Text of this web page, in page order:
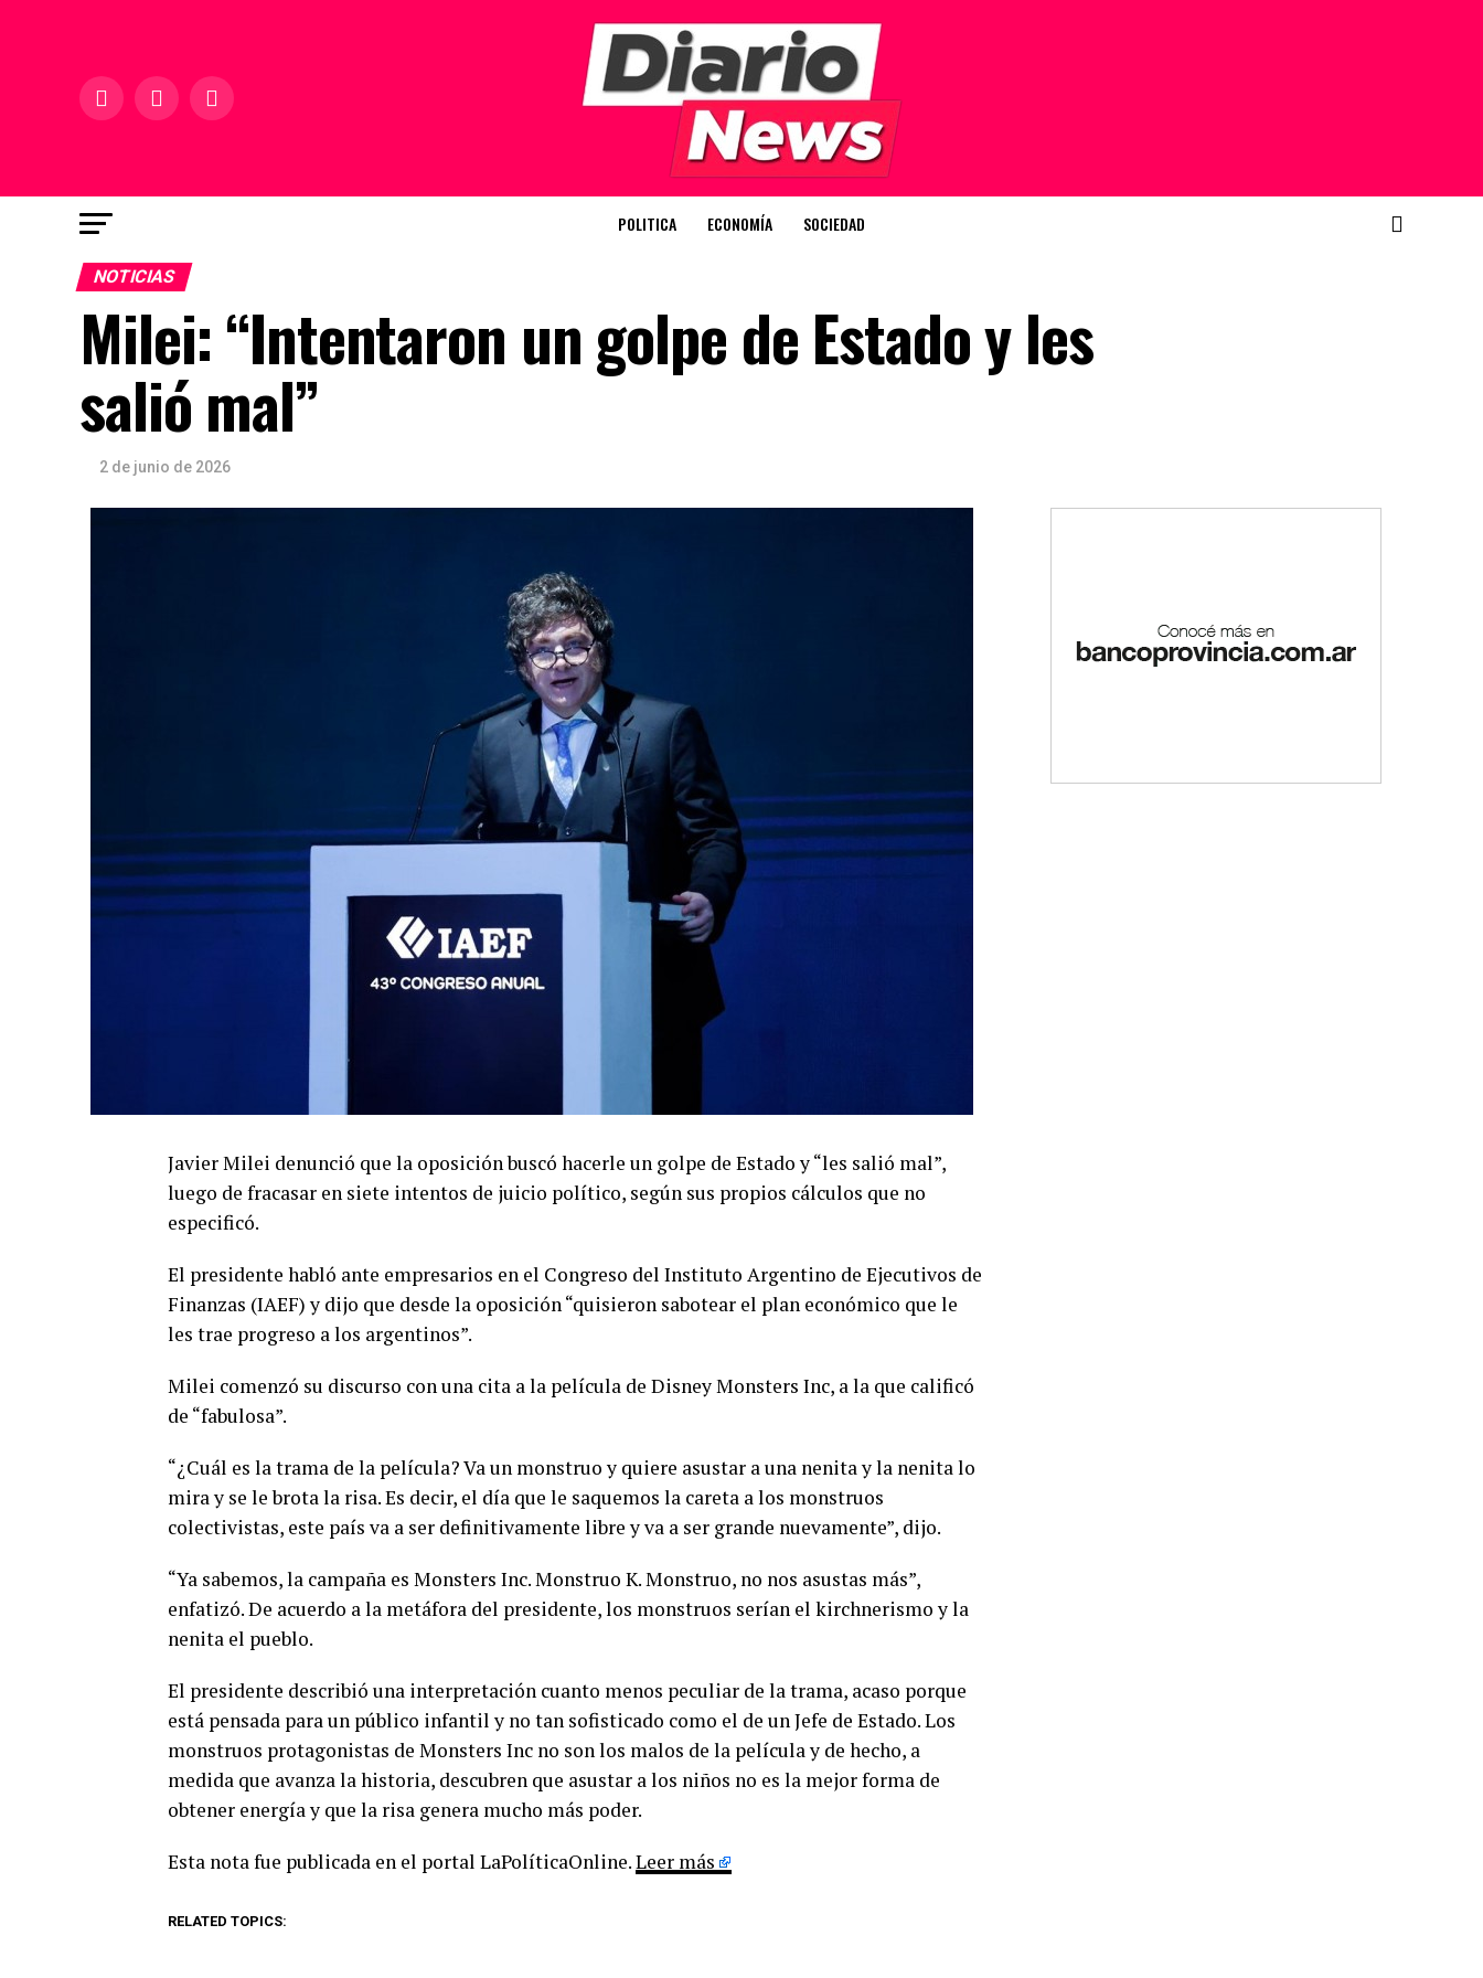
POLITICA ECONOMÍA SOCIEDAD
NOTICIAS
Milei: “Intentaron un golpe de Estado y les
salió mal”
2 de junio de 2026
Javier Milei denunció que la oposición buscó hacerle un golpe de Estado y “les salió mal”,
luego de fracasar en siete intentos de juicio político, según sus propios cálculos que no
especificó.
El presidente habló ante empresarios en el Congreso del Instituto Argentino de Ejecutivos de
Finanzas (IAEF) y dijo que desde la oposición “quisieron sabotear el plan económico que le
les trae progreso a los argentinos”.
Milei comenzó su discurso con una cita a la película de Disney Monsters Inc, a la que calificó
de “fabulosa”.
“¿Cuál es la trama de la película? Va un monstruo y quiere asustar a una nenita y la nenita lo
mira y se le brota la risa. Es decir, el día que le saquemos la careta a los monstruos
colectivistas, este país va a ser definitivamente libre y va a ser grande nuevamente”, dijo.
“Ya sabemos, la campaña es Monsters Inc. Monstruo K. Monstruo, no nos asustas más”,
enfatizó. De acuerdo a la metáfora del presidente, los monstruos serían el kirchnerismo y la
nenita el pueblo.
El presidente describió una interpretación cuanto menos peculiar de la trama, acaso porque
está pensada para un público infantil y no tan sofisticado como el de un Jefe de Estado. Los
monstruos protagonistas de Monsters Inc no son los malos de la película y de hecho, a
medida que avanza la historia, descubren que asustar a los niños no es la mejor forma de
obtener energía y que la risa genera mucho más poder.
Esta nota fue publicada en el portal LaPolíticaOnline.Leer más
RELATED TOPICS: